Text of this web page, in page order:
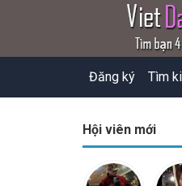
Đăng ký Tìm
Hội viên mới